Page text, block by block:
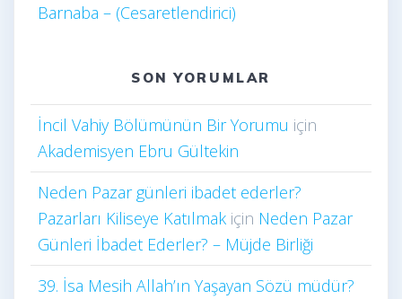
Barnaba – (Cesaretlendirici)
SON YORUMLAR
İncil Vahiy Bölümünün Bir Yorumu için
Akademisyen Ebru Gültekin
Neden Pazar günleri ibadet ederler?
Pazarları Kiliseye Katılmak için Neden Pazar
Günleri İbadet Ederler? – Müjde Birliği
39. İsa Mesih Allah’ın Yaşayan Sözü müdür?